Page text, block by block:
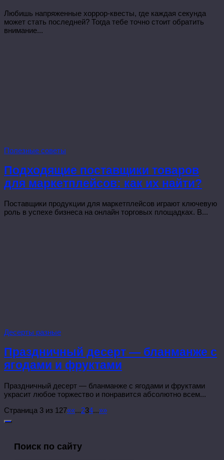
Любишь напряженные хоррор-квесты, где каждая секунда
может стать последней? Тогда тебе точно стоит обратить
внимание...
Полезные советы
Подходящие поставщики товаров
для маркетплейсов: как их найти?
Поставщики продукции для маркетплейсов играют ключевую
роль в успехе бизнеса на онлайн торговых площадках. В...
Десерты разные
Праздничный десерт — бланманже с
ягодами и фруктами
Праздничный десерт — бланманже с ягодами и фруктами
украсит любое торжество и понравится абсолютно всем...
Страница 3 из 127««...234...»»
Поиск по сайту